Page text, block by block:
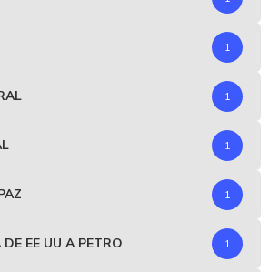
1
1
1
1
EE UU A PETRO 1